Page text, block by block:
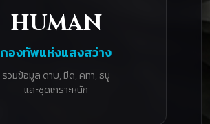
HUMAN
กองทัพแห่งแสงสว่าง
รวมข้อมูล ดาบ, มีด, คทา, ธนู
และชุดเกราะหนัก